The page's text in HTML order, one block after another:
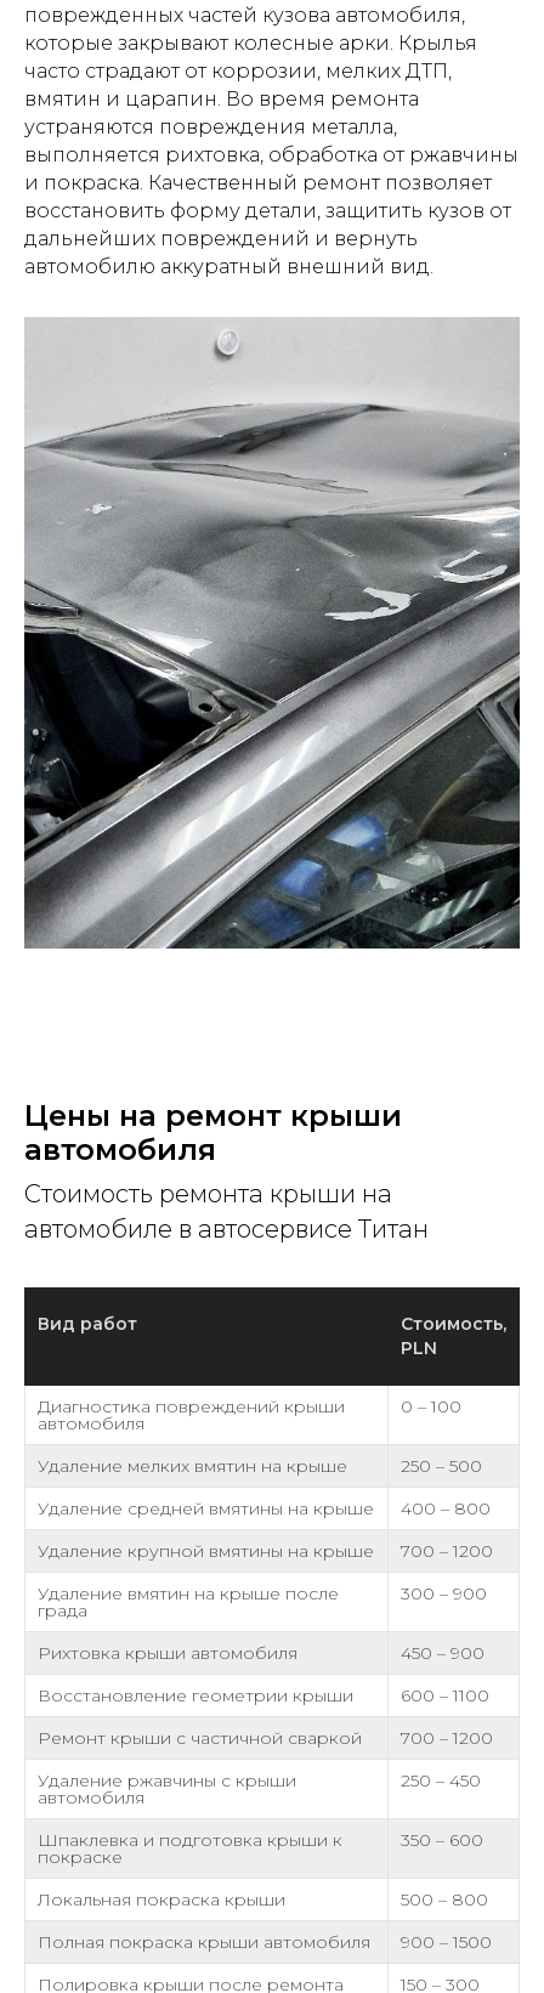
поврежденных частей кузова автомобиля,
которые закрывают колесные арки. Крылья
часто страдают от коррозии, мелких ДТП,
вмятин и царапин. Во время ремонта
устраняются повреждения металла,
выполняется рихтовка, обработка от ржавчины
и покраска. Качественный ремонт позволяет
восстановить форму детали, защитить кузов от
дальнейших повреждений и вернуть
автомобилю аккуратный внешний вид.
Цены на ремонт крыши
автомобиля
Стоимость ремонта крыши на
автомобиле в автосервисе Титан
Вид работ
Стоимость,
PLN
Диагностика повреждений крыши
автомобиля
0 – 100
Удаление мелких вмятин на крыше
250 – 500
Удаление средней вмятины на крыше
400 – 800
Удаление крупной вмятины на крыше
700 – 1200
Удаление вмятин на крыше после
града
300 – 900
Рихтовка крыши автомобиля
450 – 900
Восстановление геометрии крыши
600 – 1100
Ремонт крыши с частичной сваркой
700 – 1200
Удаление ржавчины с крыши
автомобиля
250 – 450
Шпаклевка и подготовка крыши к
покраске
350 – 600
Локальная покраска крыши
500 – 800
Полная покраска крыши автомобиля
900 – 1500
Полировка крыши после ремонта
150 – 300